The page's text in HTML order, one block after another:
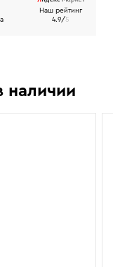
Наш рейтинг
4.9/5
наличии